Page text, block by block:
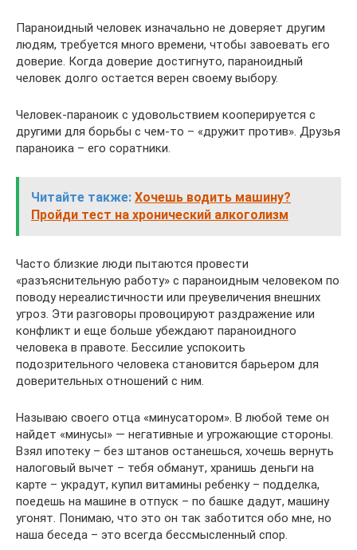
Параноидный человек изначально не доверяет другим
людям, требуется много времени, чтобы завоевать его
доверие. Когда доверие достигнуто, параноидный
человек долго остается верен своему выбору.
Человек-параноик с удовольствием кооперируется с
другими для борьбы с чем-то – «дружит против». Друзья
параноика – его соратники.
Читайте также: Хочешь водить машину?
Пройди тест на хронический алкоголизм
Часто близкие люди пытаются провести
«разъяснительную работу» с параноидным человеком по
поводу нереалистичности или преувеличения внешних
угроз. Эти разговоры провоцируют раздражение или
конфликт и еще больше убеждают параноидного
человека в правоте. Бессилие успокоить
подозрительного человека становится барьером для
доверительных отношений с ним.
Называю своего отца «минусатором». В любой теме он
найдет «минусы» — негативные и угрожающие стороны.
Взял ипотеку – без штанов останешься, хочешь вернуть
налоговый вычет – тебя обманут, хранишь деньги на
карте – украдут, купил витамины ребенку – подделка,
поедешь на машине в отпуск – по башке дадут, машину
угонят. Понимаю, что это он так заботится обо мне, но
наша беседа – это всегда бессмысленный спор.